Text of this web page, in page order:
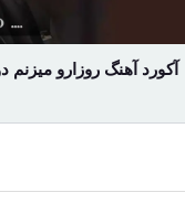
آکورد آهنگ روزارو میزنم